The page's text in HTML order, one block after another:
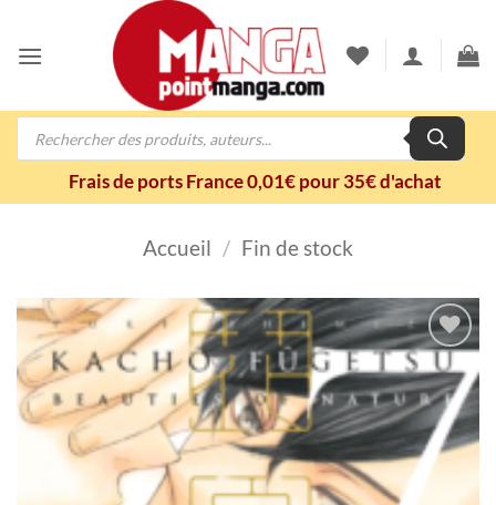
contenu
Recherche
Frais de ports France 0,01€ pour 35€ d'achat
Accueil / Fin de stock
Ajouter
à la
wishlist